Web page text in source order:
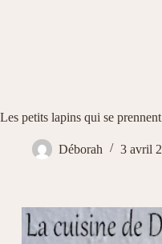
Les petits lapins qui se
Déborah 3 avril